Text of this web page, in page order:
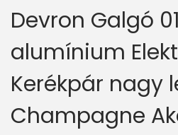
Devron Galgó
alumínium
Kerékpár nagy
Champagne